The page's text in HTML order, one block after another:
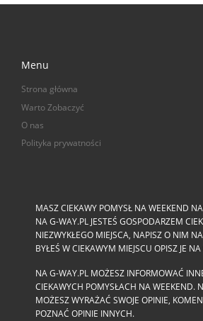
Menu
Strona główna
Warto Zobaczyć
O nas
Polityka prywatności
MASZ CIEKAWY POMYSŁ NA WEEKEND
NA G-WAY.PL JESTEŚ GOSPODARZEM
NIEZWYKŁEGO MIEJSCA, NAPISZ O NIM
BYŁEŚ W CIEKAWYM MIEJSCU OPISZ JE
NA G-WAY.PL MOŻESZ INFORMOWAĆ
CIEKAWYCH POMYSŁACH NA WEEKEND.
MOŻESZ WYRAŻAĆ SWOJE OPINIE,
POZNAĆ OPINIE INNYCH.